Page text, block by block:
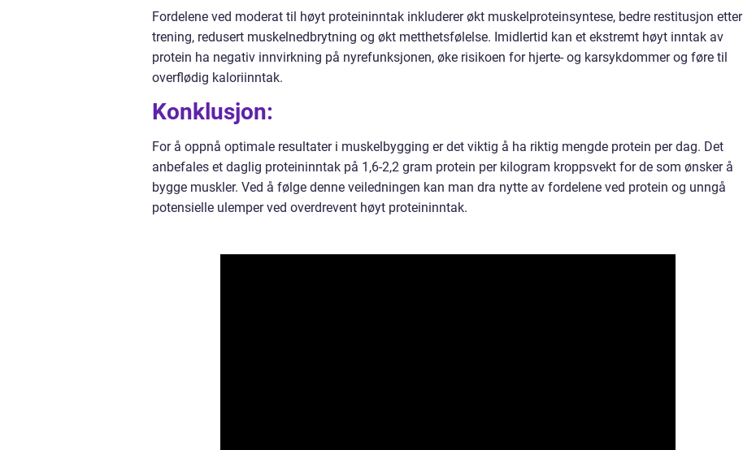
Fordelene ved moderat til høyt proteininntak inkluderer økt muskelproteinsyntese, bedre restitusjon etter
trening, redusert muskelnedbrytning og økt metthetsfølelse. Imidlertid kan et ekstremt høyt inntak av
protein ha negativ innvirkning på nyrefunksjonen, øke risikoen for hjerte- og karsykdommer og føre til
overflødig kaloriinntak.
Konklusjon:
For å oppnå optimale resultater i muskelbygging er det viktig å ha riktig mengde protein per dag. Det
anbefales et daglig proteininntak på 1,6-2,2 gram protein per kilogram kroppsvekt for de som ønsker å
bygge muskler. Ved å følge denne veiledningen kan man dra nytte av fordelene ved protein og unngå
potensielle ulemper ved overdrevent høyt proteininntak.